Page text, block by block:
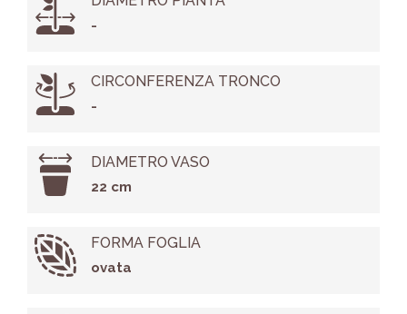
-
CIRCONFERENZA TRONCO
-
DIAMETRO VASO
22 cm
FORMA FOGLIA
ovata